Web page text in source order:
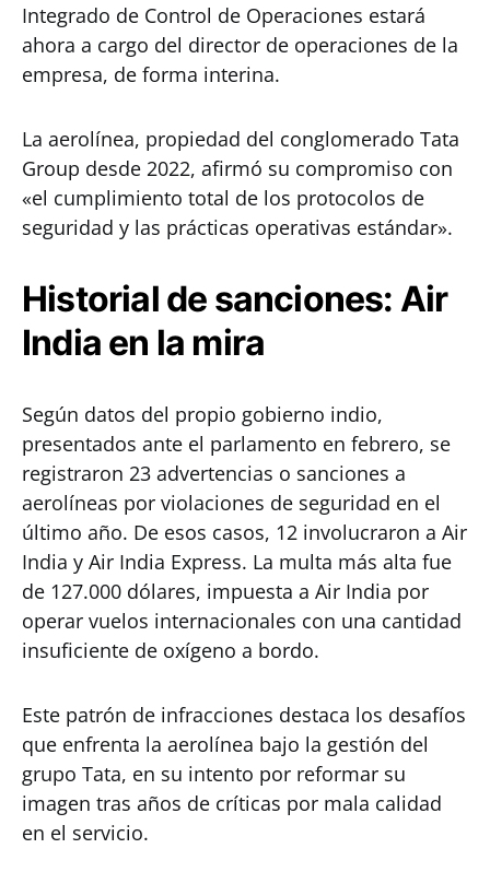
Integrado de Control de Operaciones estará
ahora a cargo del director de operaciones de la
empresa, de forma interina.
La aerolínea, propiedad del conglomerado Tata
Group desde 2022, afirmó su compromiso con
«el cumplimiento total de los protocolos de
seguridad y las prácticas operativas estándar».
Historial de sanciones: Air
India en la mira
Según datos del propio gobierno indio,
presentados ante el parlamento en febrero, se
registraron 23 advertencias o sanciones a
aerolíneas por violaciones de seguridad en el
último año. De esos casos, 12 involucraron a Air
India y Air India Express. La multa más alta fue
de 127.000 dólares, impuesta a Air India por
operar vuelos internacionales con una cantidad
insuficiente de oxígeno a bordo.
Este patrón de infracciones destaca los desafíos
que enfrenta la aerolínea bajo la gestión del
grupo Tata, en su intento por reformar su
imagen tras años de críticas por mala calidad
en el servicio.